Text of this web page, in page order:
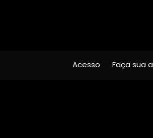
Acesso Faça sua